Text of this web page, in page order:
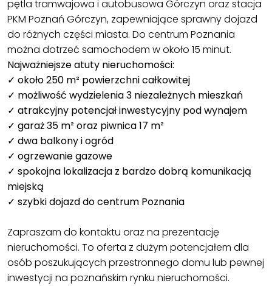
pętla tramwajowa i autobusowa Górczyn oraz stacja
PKM Poznań Górczyn, zapewniające sprawny dojazd
do różnych części miasta. Do centrum Poznania
można dotrzeć samochodem w około 15 minut.
Najważniejsze atuty nieruchomości:
✓ około 250 m² powierzchni całkowitej
✓ możliwość wydzielenia 3 niezależnych mieszkań
✓ atrakcyjny potencjał inwestycyjny pod wynajem
✓ garaż 35 m² oraz piwnica 17 m²
✓ dwa balkony i ogród
✓ ogrzewanie gazowe
✓ spokojna lokalizacja z bardzo dobrą komunikacją
miejską
✓ szybki dojazd do centrum Poznania
Zapraszam do kontaktu oraz na prezentację
nieruchomości. To oferta z dużym potencjałem dla
osób poszukujących przestronnego domu lub pewnej
inwestycji na poznańskim rynku nieruchomości.